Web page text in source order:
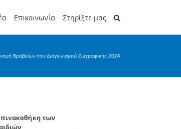
Επικοινωνία Στηρίξτε μας
Βραβείων του Διαγωνισμού Ζωγραφικής 2024
των